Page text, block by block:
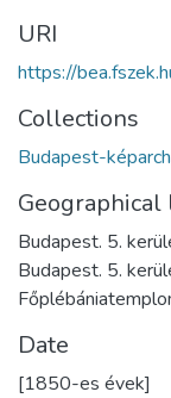
URI
https://
Collections
Budapest-
Geographical
Budapest. 5.
Budapest. 5.
Date
[1850-es évek]